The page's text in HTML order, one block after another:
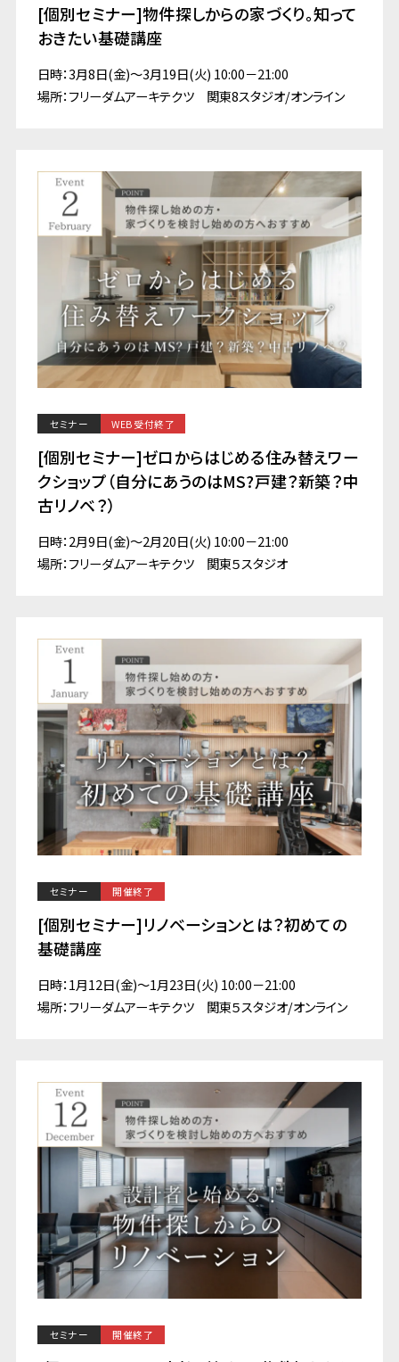
[個別セミナー]物件探しからの家づくり。知って
おきたい基礎講座
日時：3月8日(金)～3月19日(火) 10:00－21:00
場所：フリーダムアーキテクツ 関東8スタジオ/オンライン
セミナー WEB受付終了
[個別セミナー]ゼロからはじめる住み替えワー
クショップ（自分にあうのはMS?戸建？新築？中
古リノベ？）
日時：2月9日(金)～2月20日(火) 10:00－21:00
場所：フリーダムアーキテクツ 関東５スタジオ
セミナー 開催終了
[個別セミナー]リノベーションとは？初めての
基礎講座
日時：1月12日(金)～1月23日(火) 10:00－21:00
場所：フリーダムアーキテクツ 関東５スタジオ/オンライン
セミナー 開催終了